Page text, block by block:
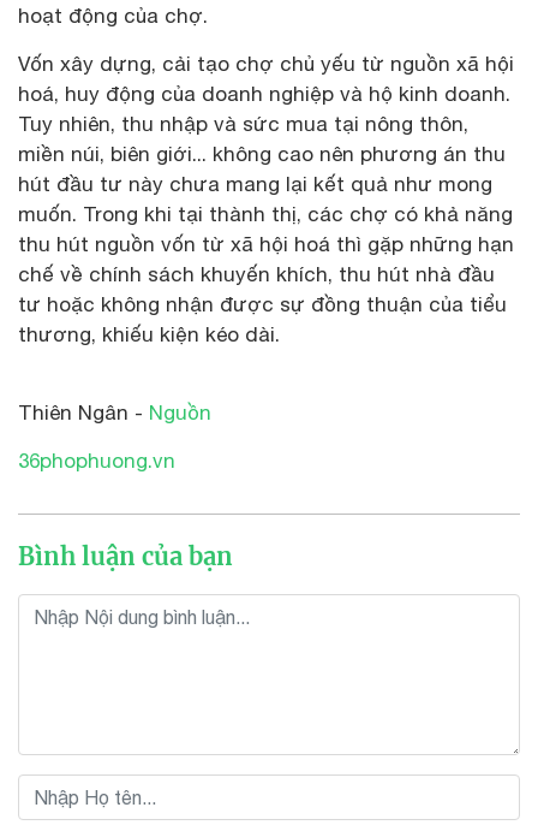
hoạt động của chợ.
Vốn xây dựng, cải tạo chợ chủ yếu từ nguồn xã hội
hoá, huy động của doanh nghiệp và hộ kinh doanh.
Tuy nhiên, thu nhập và sức mua tại nông thôn,
miền núi, biên giới... không cao nên phương án thu
hút đầu tư này chưa mang lại kết quả như mong
muốn. Trong khi tại thành thị, các chợ có khả năng
thu hút nguồn vốn từ xã hội hoá thì gặp những hạn
chế về chính sách khuyến khích, thu hút nhà đầu
tư hoặc không nhận được sự đồng thuận của tiểu
thương, khiếu kiện kéo dài.
Thiên Ngân - Nguồn
36phophuong.vn
Bình luận của bạn